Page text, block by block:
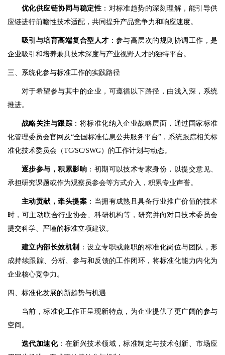
优化供应链协同与稳定性 ：对标准趋势的深刻理解，能引导供
应链进行前瞻性技术适配，共同提升产品竞争力和响应速度。
吸引与培育高端复合型人才 ：参与高层次的规则协调工作，是
企业吸引和培养兼具技术深度与产业视野人才的独特平台。
三、系统化参与标准工作的实践路径
对于希望参与其中的企业，可遵循以下路径，由浅入深，系统
推进。
战略关注与跟踪 ：将标准化纳入企业战略层面，通过国家标准
化管理委员会官网及“全国标准信息公共服务平台”，系统跟踪相关标
准化技术委员会（TC/SC/SWG）的工作计划与动态。
逐步参与，积累影响 ：初期可以技术专家身份，以提交意见、
承担研究课题或作为观察员参会等方式介入，积累专业声誉。
主动贡献，牵头提案 ：当拥有成熟且具备行业推广价值的技术
时，可主动联合行业协会、科研机构等，研究并向对口技术委员会
提交科学、严谨的标准立项建议。
建立内部长效机制
：设立专职或兼职的标准化岗位与团队，形
成持续跟踪、分析、参与和反馈的工作闭环，将标准化能力内化为
企业核心竞争力。
四、标准化发展的新趋势与机遇
当前，标准化工作正呈现新特点，为企业提供了更广阔的参与
空间。
迭代加速化：在新兴技术领域，标准制定与技术创新、市场应